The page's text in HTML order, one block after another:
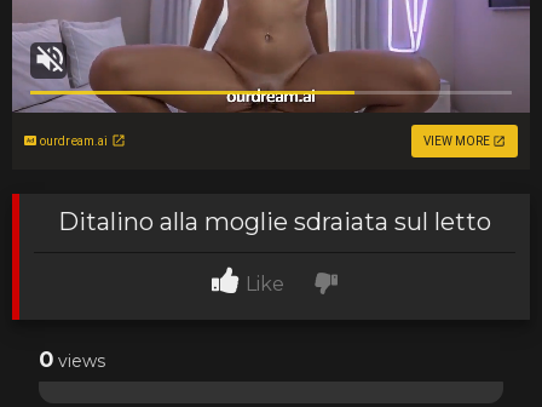
ourdream.ai VIEW MORE
Ditalino alla moglie sdraiata sul letto
Like
0 views